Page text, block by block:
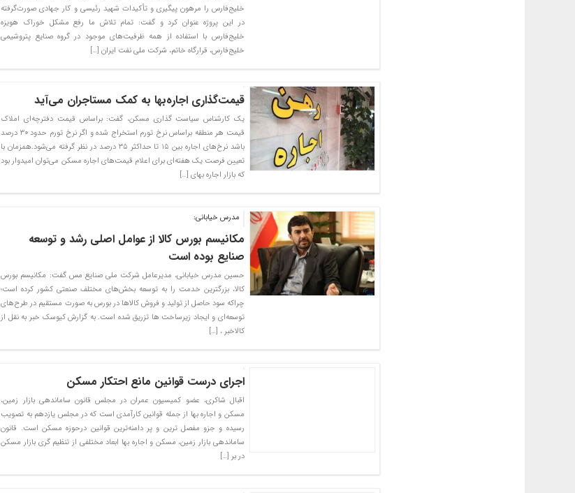
خلیج‌فارس را مرهون پیگیری و تأکیدات شهید رئیسی و کار جهادی صورت‌گرفته
در این پروژه عنوان کرد و گفت: تمام تلاش ما رفع مشکل خوراک هویزه
خلیج‌فارس با استفاده از همه ظرفیت‌های موجود در گروه صنایع پتروشیمی
خلیج‌فارس، قرارگاه خاتم، شرکت ملی نفت ایران […]
قیمت‌گذاری اجاره‌بها به کمک مستاجران می‌آید
یک کارشناس سیاست گذاری مسکن، گفت: براساس قیمت دفترچه‌ای املاک
قیمت هر منطقه براساس نرخ تورم استخراج شده و اگر نرخ تورم حدود ۳۰ درصد
باشد نرخ‌های اجاره بین ۱۵ تا حداکثر ۳۵ درصد در نظر گرفته می‌شود.همزمان با
تعیین فرصت یک هفته‌ای برای اعلام قیمت‌های اجاره مسکن می‌توان امیدوار بود
که بازار اجاره بهای […]
مدرس خیابانی:
مکانیسم بورس کالا از عوامل اصلی رشد و توسعه
صنایع بوده است
حسین مدرس خیابانی، مدیرعامل شرکت ملی صنایع مس گفت: مکانیسم بورس
کالا، بزرگترین خدمت را به توسعه‌ بخش‌های مختلف صنعتی کشور کرده است؛
چراکه سود حاصل از تولید و فروش کالاها در بورس به صورت مستقیم در طرح‌های
توسعه‌ای و ایجاد زیرساخت ها تزریق شده است. به گزارش کیوسک خبر به نقل از
کالاخبر ، […]
اجرای درست قوانین مانع احتکار مسکن
اقبال شاکری، عضو کمیسیون عمران در مجلس قانون ساماندهی بازار زمین،
مسکن و اجاره بها از جمله قوانین کارآمدی است که در مجلس یازدهم به تصویب
رسیده و جزو مفصل ترین و پر دامنه‌ترین قوانین درحوزه مسکن است. قانون
ساماندهی بازار زمین، مسکن و اجاره بها ابعاد مختلفی از تنظیم گری بازار مسکن
در بر […]